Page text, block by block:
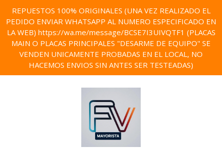
REPUESTOS 100% ORIGINALES (UNA VEZ REALIZADO EL
PEDIDO ENVIAR WHATSAPP AL NUMERO ESPECIFICADO EN
LA WEB) https://wa.me/message/BCSE7I3UIVQTF1 (PLACAS
MAIN O PLACAS PRINCIPALES "DESARME DE EQUIPO" SE
VENDEN UNICAMENTE PROBADAS EN EL LOCAL, NO
HACEMOS ENVIOS SIN ANTES SER TESTEADAS)